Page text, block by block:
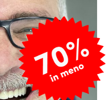
delle visite, il
più
che rende il
concreta anche
scettico.
di viaggio
semplice,